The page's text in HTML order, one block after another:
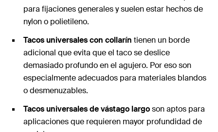
para fijaciones generales y suelen estar hechos de
nylon o polietileno.
Tacos universales con collarín tienen un borde
adicional que evita que el taco se deslice
demasiado profundo en el agujero. Por eso son
especialmente adecuados para materiales blandos
o desmenuzables.
Tacos universales de vástago largoson aptos para
aplicaciones que requieren mayor profundidad de